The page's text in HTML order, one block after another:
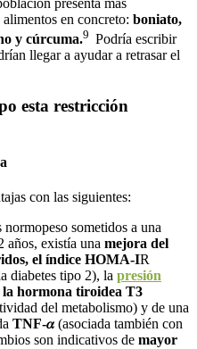
en concreto: boniato,
y cúrcuma.9 Podría escribir
llegar a ayudar a retrasar el
esta restricción
con las siguientes:
sometidos a una
años, existía una mejora del
el índice HOMA-IR
diabetes tipo 2), la presión
la hormona tiroidea T3
del metabolismo) y de una
TNF-𝛼 (asociada también con
son indicativos de mayor